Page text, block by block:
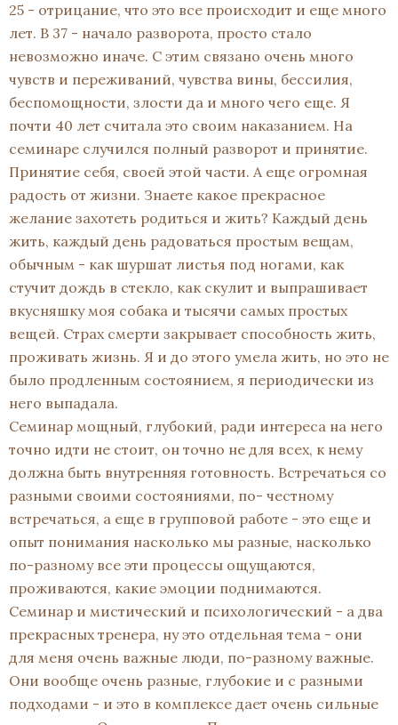
25 - отрицание, что это все происходит и еще много
лет. В 37 - начало разворота, просто стало
невозможно иначе. С этим связано очень много
чувств и переживаний, чувства вины, бессилия,
беспомощности, злости да и много чего еще. Я
почти 40 лет считала это своим наказанием. На
семинаре случился полный разворот и принятие.
Принятие себя, своей этой части. А еще огромная
радость от жизни. Знаете какое прекрасное
желание захотеть родиться и жить? Каждый день
жить, каждый день радоваться простым вещам,
обычным - как шуршат листья под ногами, как
стучит дождь в стекло, как скулит и выпрашивает
вкусняшку моя собака и тысячи самых простых
вещей. Страх смерти закрывает способность жить,
проживать жизнь. Я и до этого умела жить, но это не
было продленным состоянием, я периодически из
него выпадала.
Семинар мощный, глубокий, ради интереса на него
точно идти не стоит, он точно не для всех, к нему
должна быть внутренняя готовность. Встречаться со
разными своими состояниями, по- честному
встречаться, а еще в групповой работе - это еще и
опыт понимания насколько мы разные, насколько
по-разному все эти процессы ощущаются,
проживаются, какие эмоции поднимаются.
Семинар и мистический и психологический - а два
прекрасных тренера, ну это отдельная тема - они
для меня очень важные люди, по-разному важные.
Они вообще очень разные, глубокие и с разными
подходами - и это в комплексе дает очень сильные